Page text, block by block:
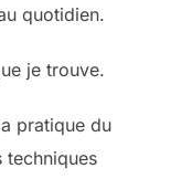
quotidien.
je trouve.
pratique du
techniques